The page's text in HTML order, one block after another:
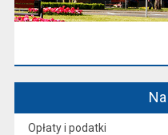
Opłaty i podatki